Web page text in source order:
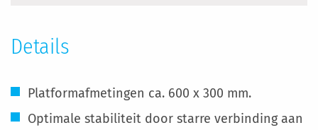
Details
Platformafmetingen ca. 600 x 300 mm.
Optimale stabiliteit door starre verbinding aan